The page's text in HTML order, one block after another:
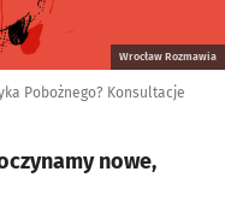
Wrocław Rozmawia
Pobożnego? Konsultacje
nowe,